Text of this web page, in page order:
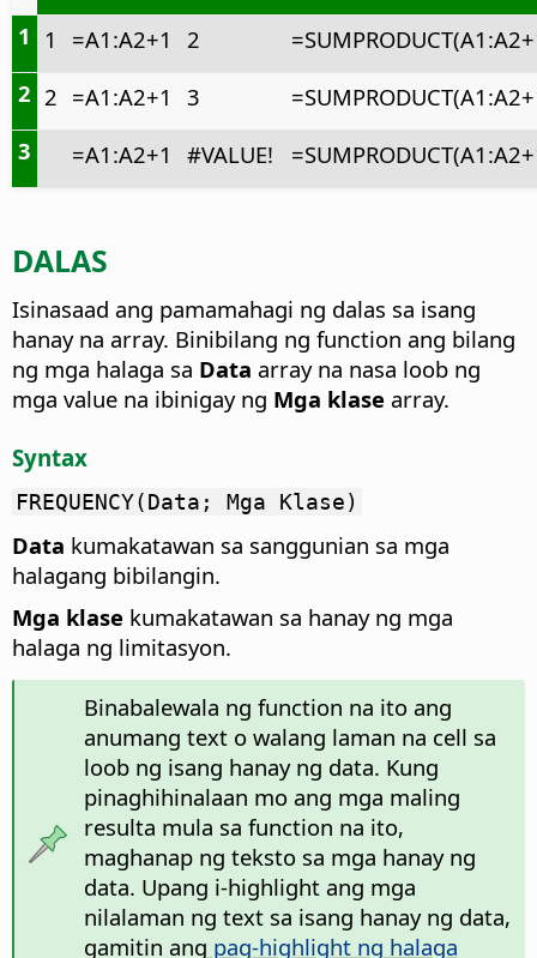
1 1 =A1:A2+1 2
2 2 =A1:A2+1 3
3
=A1:A2+1 #VALUE!
DALAS
Isinasaad ang pamamahagi ng dalas sa isang
hanay na array. Binibilang ng function ang bilang
ng mga halaga sa Data array na nasa loob ng
mga value na ibinigay ng Mga klase array.
Syntax
FREQUENCY(Data; Mga Klase)
Data kumakatawan sa sanggunian sa mga
halagang bibilangin.
Mga klase kumakatawan sa hanay ng mga
halaga ng limitasyon.
Binabalewala ng function na ito ang
anumang text o walang laman na cell sa
loob ng isang hanay ng data. Kung
pinaghihinalaan mo ang mga maling
resulta mula sa function na ito,
maghanap ng teksto sa mga hanay ng
data. Upang i-highlight ang mga
nilalaman ng text sa isang hanay ng data,
gamitin ang pag-highlight ng halaga